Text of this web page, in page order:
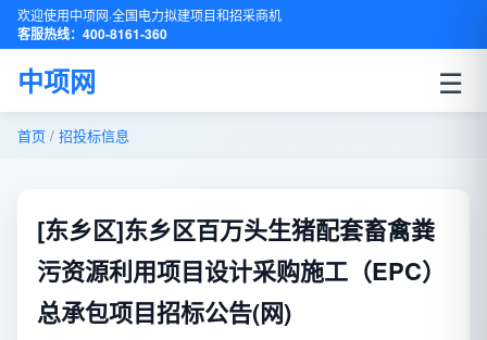
欢迎使用中项网·全国电力拟建项目和招采商机
客服热线：400-8161-360
中项网 ☰
首页 / 招投标信息
[东乡区]东乡区百万头生猪配套畜禽粪
污资源利用项目设计采购施工（EPC）
总承包项目招标公告(网)